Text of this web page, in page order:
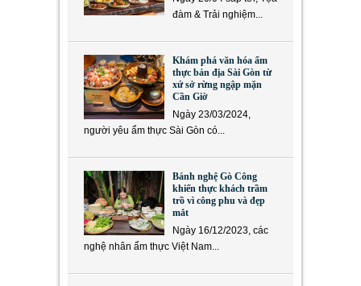
đàm & Trải nghiệm...
Khám phá văn hóa ẩm
thực bản địa Sài Gòn từ
xứ sở rừng ngập mặn
Cần Giờ
Ngày 23/03/2024,
người yêu ẩm thực Sài Gòn có...
Bánh nghệ Gò Công
khiến thực khách trầm
trồ vì công phu và đẹp
mắt
Ngày 16/12/2023, các
nghệ nhân ẩm thực Việt Nam...